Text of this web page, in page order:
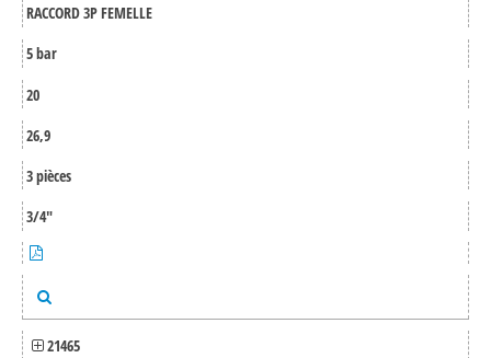
RACCORD 3P FEMELLE
5 bar
20
26,9
3 pièces
3/4"
21465